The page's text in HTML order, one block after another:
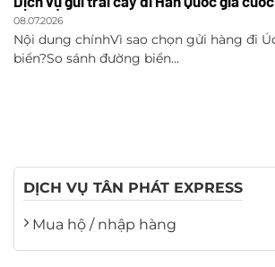
08.07.2026
Nội dung chínhVì sao chọn gửi hàng đi
biển?So sánh đường biển...
DỊCH VỤ TÂN PHÁT EXPRESS
Mua hộ / nhập hàng